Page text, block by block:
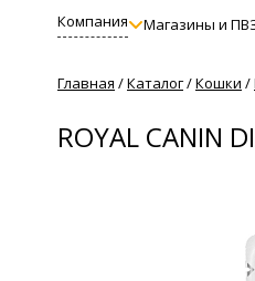
Компания Магазины и
Главная /Каталог/Кошки /
ROYAL